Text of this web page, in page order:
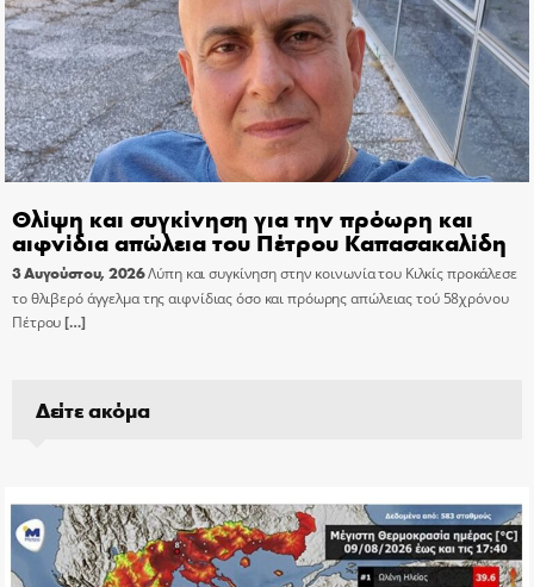
Θλίψη και συγκίνηση για την πρόωρη και
αιφνίδια απώλεια του Πέτρου Καπασακαλίδη
3 Αυγούστου, 2026Λύπη και συγκίνηση στην κοινωνία του Κιλκίς προκάλεσε
το θλιβερό άγγελμα της αιφνίδιας όσο και πρόωρης απώλειας τού 58χρόνου
Πέτρου[…]
Δείτε ακόμα